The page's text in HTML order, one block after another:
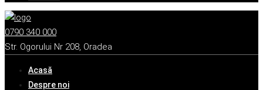
0790 340 000
Str. Ogorului Nr 208, Oradea
Acasă
Despre noi